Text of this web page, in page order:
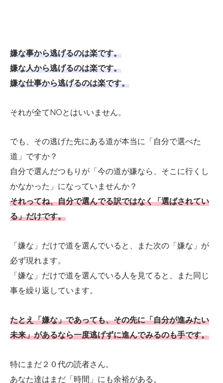
嫌な事から逃げるのは楽です。
嫌な人から逃げるのは楽です。
嫌な仕事から逃げるのは楽です。
それが全てNOとはいいません。
でも、その逃げた先にある道が本当に「自分で選べた
道」ですか？
自分で選んだつもりが「今の道が嫌なら、そこに行くし
かなかった」になっていませんか？
それってね、自分で選んでる訳ではなく「選ばされてい
る」だけです。
「嫌な」だけで道を選んでいると、また次の「嫌な」が
必ず現れます。
「嫌な」だけで道を選んでいる人を見てると、また同じ
事を繰り返しています。
たとえ「嫌な」であっても、その先に「自分が進みたい
未来」があるなら一度逃げずに進んでみるのも手です。
特にまだ２０代の読者さん。
あなた達はまだ「時間」にも余裕がある。